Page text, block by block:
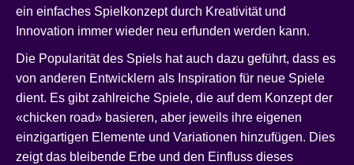
ein einfaches Spielkonzept durch Kreativität und
Innovation immer wieder neu erfunden werden kann.
Die Popularität des Spiels hat auch dazu geführt, dass es
von anderen Entwicklern als Inspiration für neue Spiele
dient. Es gibt zahlreiche Spiele, die auf dem Konzept der
«chicken road» basieren, aber jeweils ihre eigenen
einzigartigen Elemente und Variationen hinzufügen. Dies
zeigt das bleibende Erbe und den Einfluss dieses